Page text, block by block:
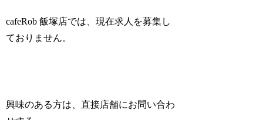
cafeRob 飯塚店では、現在求人を募集し
ておりません。
興味のある方は、直接店舗にお問い合わ